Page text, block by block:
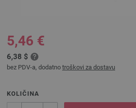
5,46 €
6,38 $
bez PDV-a, dodatno troškovi za dostavu
KOLIČINA